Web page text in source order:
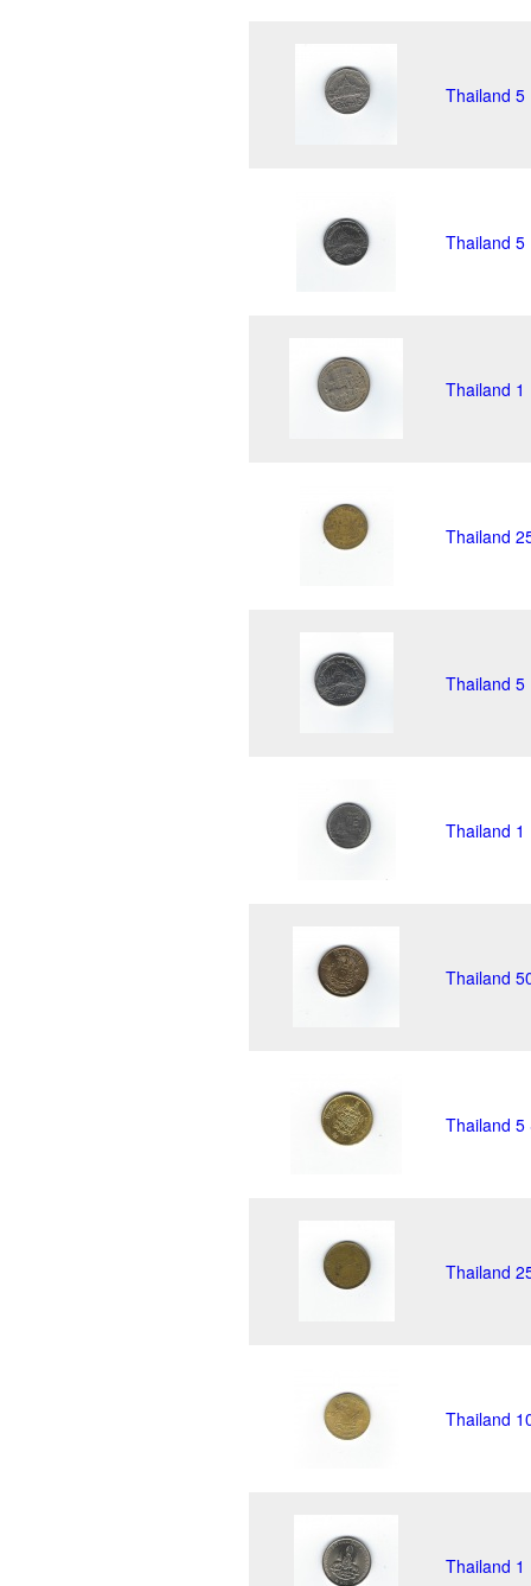
Thailand 5
Thailand 5
Thailand 1
Thailand
Thailand 5
Thailand 1
Thailand
Thailand 5
Thailand
Thailand
Thailand 1